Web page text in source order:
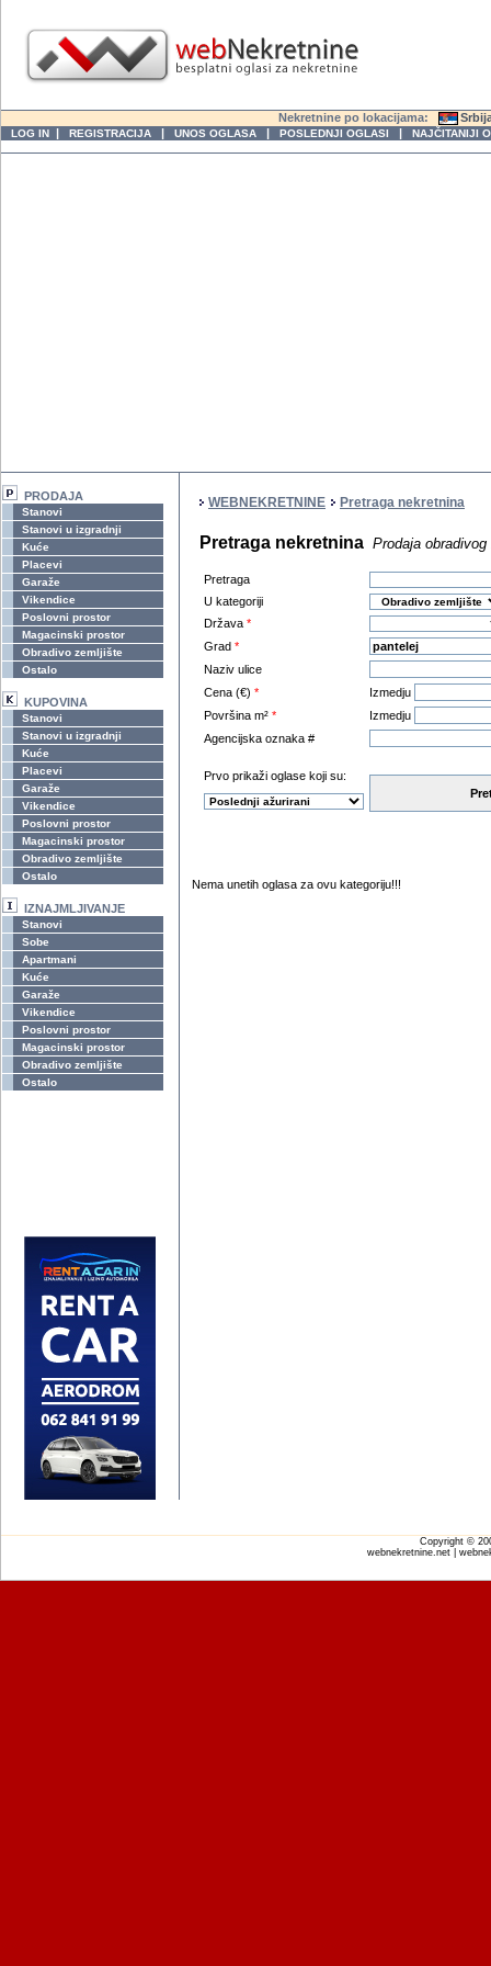
Nekretnine po lokacijama:
LOG IN | REGISTRACIJA | UNOS OGLASA | POSLEDNJI OGLASI | NAJČITANIJI
PRODAJA
Stanovi
Stanovi u izgradnji
Kuće
Placevi
Garaže
Vikendice
Poslovni prostor
Magacinski prostor
Obradivo zemljište
Ostalo
KUPOVINA
Stanovi
Stanovi u izgradnji
Kuće
Placevi
Garaže
Vikendice
Poslovni prostor
Magacinski prostor
Obradivo zemljište
Ostalo
IZNAJMLJIVANJE
Stanovi
Sobe
Apartmani
Kuće
Garaže
Vikendice
Poslovni prostor
Magacinski prostor
Obradivo zemljište
Ostalo
WEBNEKRETNINE Pretraga nekretnina
Pretraga nekretnina Prodaja
Pretraga
U kategoriji
Država *
Grad *
Naziv ulice
Cena (€) *
Izmedju
Površina m² *
Izmedju
Agencijska oznaka #
Prvo prikaži oglase koji su:
Nema unetih oglasa za ovu kategoriju!!!
Copyright ©
webnekretnine.net |